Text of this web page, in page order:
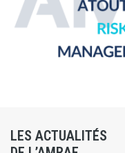
LES ACTUALITÉS